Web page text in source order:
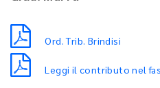
Ord. Trib. Brindisi
Leggi il contributo nel